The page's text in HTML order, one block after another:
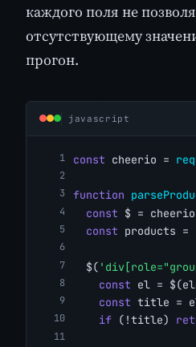
каждого поля не
отсутствующему
прогон.
javascript
const cheerio =
function
const $ =
const products
  $(
const el =
const title =
if (!title)